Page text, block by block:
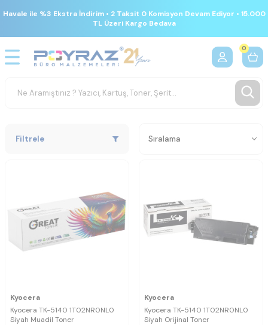
Havale ile %3 Ekstra İndirim • 2 Taksit 0 Komisyon Devam Ediyor • 15.000
TL Üzeri Kargo Bedava
0
Filtrele
Kyocera
Kyocera TK-5140 1T02NR0NL0
Siyah Muadil Toner
Kyocera
Kyocera TK-5140 1T02NR0NL0
Siyah Orijinal Toner